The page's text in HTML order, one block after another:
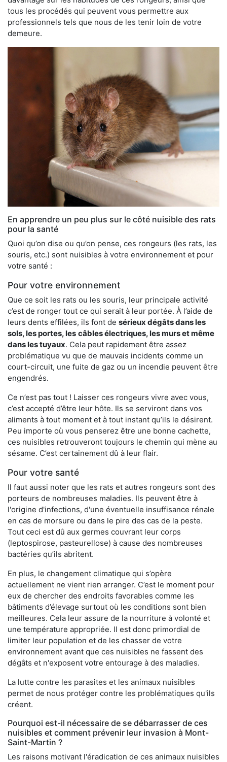
tous les procédés qui peuvent vous permettre aux
professionnels tels que nous de les tenir loin de votre
demeure.
En apprendre un peu plus sur le côté nuisible des rats
pour la santé
Quoi qu’on dise ou qu’on pense, ces rongeurs (les rats, les
souris, etc.) sont nuisibles à votre environnement et pour
votre santé :
Pour votre environnement
Que ce soit les rats ou les souris, leur principale activité
c’est de ronger tout ce qui serait à leur portée. À l’aide de
leurs dents effilées, ils font de sérieux dégâts dans les
sols, les portes, les câbles électriques, les murs et même
dans les tuyaux. Cela peut rapidement être assez
problématique vu que de mauvais incidents comme un
court-circuit, une fuite de gaz ou un incendie peuvent être
engendrés.
Ce n’est pas tout ! Laisser ces rongeurs vivre avec vous,
c’est accepté d’être leur hôte. Ils se serviront dans vos
aliments à tout moment et à tout instant qu’ils le désirent.
Peu importe où vous penserez être une bonne cachette,
ces nuisibles retrouveront toujours le chemin qui mène au
sésame. C’est certainement dû à leur flair.
Pour votre santé
Il faut aussi noter que les rats et autres rongeurs sont des
porteurs de nombreuses maladies. Ils peuvent être à
l'origine d'infections, d'une éventuelle insuffisance rénale
en cas de morsure ou dans le pire des cas de la peste.
Tout ceci est dû aux germes couvrant leur corps
(leptospirose, pasteurellose) à cause des nombreuses
bactéries qu’ils abritent.
En plus, le changement climatique qui s’opère
actuellement ne vient rien arranger. C’est le moment pour
eux de chercher des endroits favorables comme les
bâtiments d’élevage surtout où les conditions sont bien
meilleures. Cela leur assure de la nourriture à volonté et
une température appropriée. Il est donc primordial de
limiter leur population et de les chasser de votre
environnement avant que ces nuisibles ne fassent des
dégâts et n'exposent votre entourage à des maladies.
La lutte contre les parasites et les animaux nuisibles
permet de nous protéger contre les problématiques qu'ils
créent.
Pourquoi est-il nécessaire de se débarrasser de ces
nuisibles et comment prévenir leur invasion à Mont-
Saint-Martin ?
Les raisons motivant l'éradication de ces animaux nuisibles